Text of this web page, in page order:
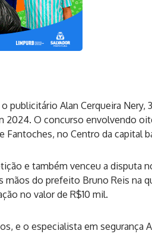
publicitário Alan Cerqueira Nery,
2024. O concurso envolvendo
no Centro da capital
e também venceu a disputa
mãos do prefeito Bruno Reis na
no valor de R$10 mil.
e o especialista em segurança